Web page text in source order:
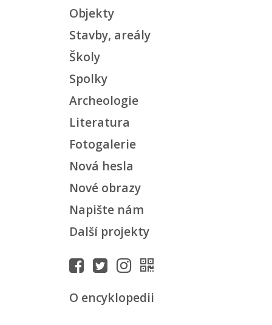
Objekty
Stavby, areály
Školy
Spolky
Archeologie
Literatura
Fotogalerie
Nová hesla
Nové obrazy
Napište nám
Další projekty
O encyklopedii